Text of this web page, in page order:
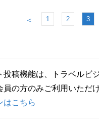
＜ 1 2 3
投稿機能は、トラベルビ
員の方のみご利用いただ
はこちら